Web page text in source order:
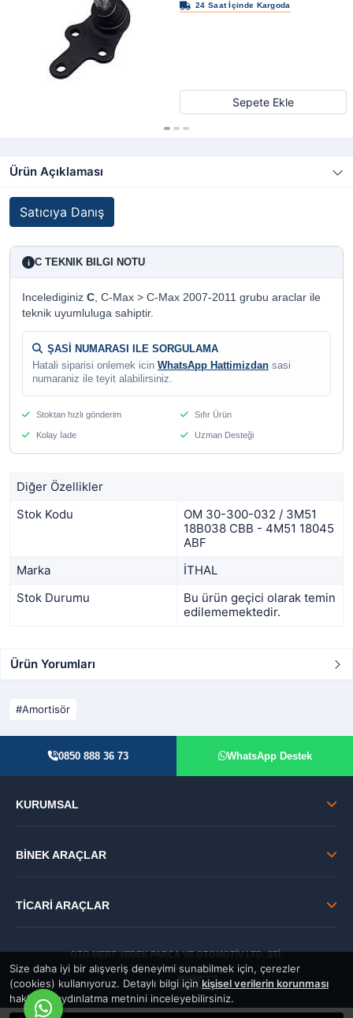
Size daha iyi bir alışveriş deneyimi sunabilmek için, çerezler
(cookies) kullanıyoruz. Detaylı bilgi için kişisel verilerin korunması
hakkında aydınlatma metnini inceleyebilirsiniz.
Sepete Ekle
Ürün Açıklaması
Satıcıya Danış
i C TEKNIK BILGI NOTU
Incelediginiz C, C-Max > C-Max 2007-2011 grubu araclar ile
teknik uyumluluga sahiptir.
ŞASİ NUMARASI ILE SORGULAMA
Hatali siparisi onlemek icin WhatsApp Hattimizdan sasi
numaraniz ile teyit alabilirsiniz.
Stoktan hızlı gönderim Sıfır Ürün
Kolay İade Uzman Desteği
Diğer Özellikler
Stok Kodu
OM 30-300-032 / 3M51
18B038 CBB - 4M51 18045
ABF
Marka
İTHAL
Stok Durumu
Bu ürün geçici olarak temin
edilememektedir.
Ürün Yorumları
Amortisör
0850 888 36 73 WhatsApp Destek
KURUMSAL
BİNEK ARAÇLAR
TİCARİ ARAÇLAR
OTO MERT YEDEK PARÇA VE OTOMOTİV LTD. ŞTİ.
© 2026 Tüm Hakları Saklıdır.
GÜVENLİ: